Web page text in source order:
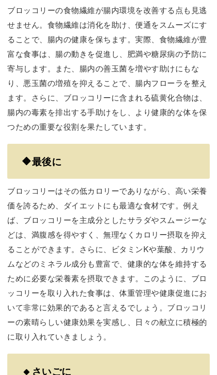
ブロッコリーの食物繊維が腸内環境を改善する点も見逃
せません。食物繊維は消化を助け、便通をスムーズにす
ることで、腸内の健康を保ちます。実際、食物繊維が豊
富な食事は、腸の動きを促進し、肥満や糖尿病の予防に
寄与します。また、腸内の善玉菌を増やす助けにもな
り、悪玉菌の増殖を抑えることで、腸内フローラを整え
ます。さらに、ブロッコリーに含まれる硫黄化合物は、
腸内の毒素を排出する手助けをし、より健康的な体を保
つための重要な役割を果たしています。
🔶最後に
ブロッコリーはその低カロリーでありながら、高い栄養
価を誇るため、ダイエットにも最適な食材です。例え
ば、ブロッコリーを主成分としたサラダやスムージーな
どは、満腹感を得やすく、無理なくカロリー摂取を抑え
ることができます。さらに、ビタミンKや葉酸、カリウ
ムなどのミネラル成分も豊富で、健康的な体を維持する
ために必要な栄養素を摂取できます。このように、ブロ
ッコリーを取り入れた食事は、体重管理や健康促進にお
いて非常に効果的であると言えるでしょう。ブロッコリ
ーの素晴らしい健康効果を実感し、日々の献立に積極的
に取り入れていきましょう。
🔸さいごに